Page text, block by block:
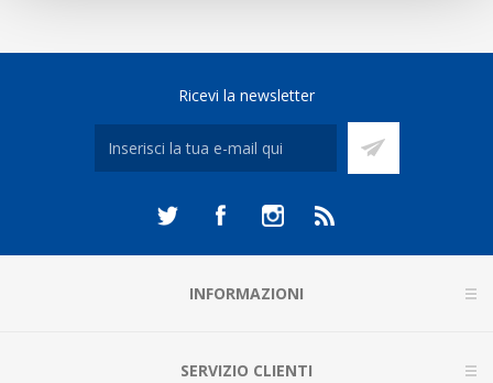
Ricevi la newsletter
INFORMAZIONI
SERVIZIO CLIENTI